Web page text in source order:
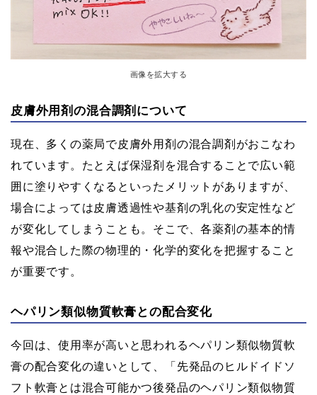
画像を拡大する
皮膚外用剤の混合調剤について
現在、多くの薬局で皮膚外用剤の混合調剤がおこなわ
れています。たとえば保湿剤を混合することで広い範
囲に塗りやすくなるといったメリットがありますが、
場合によっては皮膚透過性や基剤の乳化の安定性など
が変化してしまうことも。そこで、各薬剤の基本的情
報や混合した際の物理的・化学的変化を把握すること
が重要です。
ヘパリン類似物質軟膏との配合変化
今回は、使用率が高いと思われるヘパリン類似物質軟
膏の配合変化の違いとして、「先発品のヒルドイドソ
フト軟膏とは混合可能かつ後発品のヘパリン類似物質